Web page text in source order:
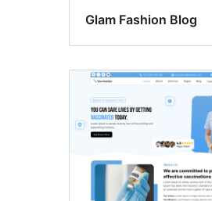
Glam Fashion Blog